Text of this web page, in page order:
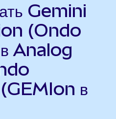
Gemini
(Ondo
Analog
в